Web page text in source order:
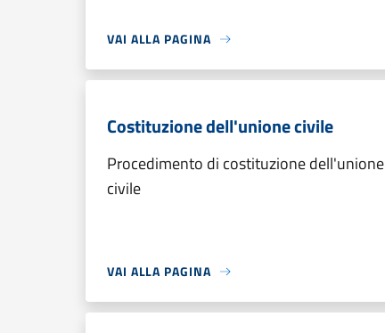
VAI ALLA PAGINA
Costituzione dell'unione civile
Procedimento di costituzione dell'unione
civile
VAI ALLA PAGINA